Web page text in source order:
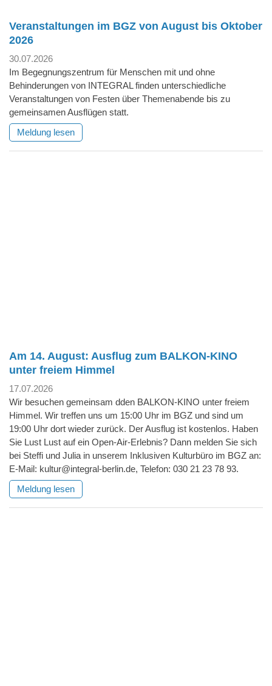
Veranstaltungen im BGZ von August bis Oktober
2026
30.07.2026
Im Begegnungszentrum für Menschen mit und ohne
Behinderungen von INTEGRAL finden unterschiedliche
Veranstaltungen von Festen über Themenabende bis zu
gemeinsamen Ausflügen statt.
Meldung lesen
Am 14. August: Ausflug zum BALKON-KINO
unter freiem Himmel
17.07.2026
Wir besuchen gemeinsam dden BALKON-KINO unter freiem
Himmel. Wir treffen uns um 15:00 Uhr im BGZ und sind um
19:00 Uhr dort wieder zurück. Der Ausflug ist kostenlos. Haben
Sie Lust Lust auf ein Open-Air-Erlebnis? Dann melden Sie sich
bei Steffi und Julia in unserem Inklusiven Kulturbüro im BGZ an:
E-Mail: kultur@integral-berlin.de, Telefon: 030 21 23 78 93.
Meldung lesen